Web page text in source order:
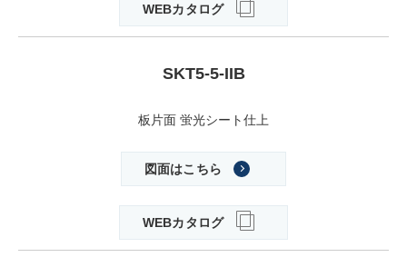
WEBカタログ
SKT5-5-IIB
板片面 蛍光シート仕上
図面はこちら
WEBカタログ